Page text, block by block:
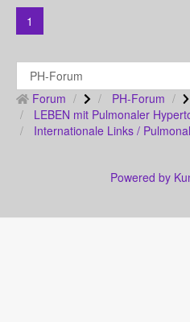
1
Forum
PH-Forum
LEBEN mit Pulmonaler
Internationale Links /
Powered by